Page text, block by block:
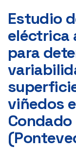
Estudio
eléctrica
para
viñedos
Condado